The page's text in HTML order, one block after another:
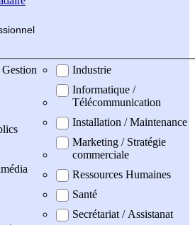
Industrie
Informatique /
Télécommunication
Installation / Maintenance
Marketing / Stratégie
commerciale
Ressources Humaines
Santé
Secrétariat / Assistanat